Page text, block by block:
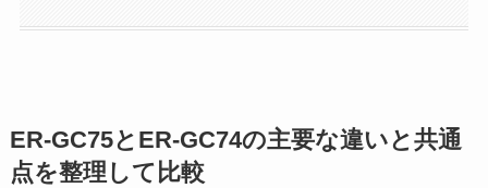
ER-GC75とER-GC74の主要な違いと共通
点を整理して比較